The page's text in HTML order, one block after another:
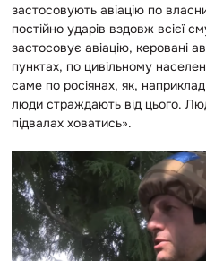
застосовують авіацію по
постійно ударів вздовж всієї
застосовує авіацію, керовані
пунктах, по цивільному
саме по росіянах, як,
люди страждають від цього.
підвалах ховатись».